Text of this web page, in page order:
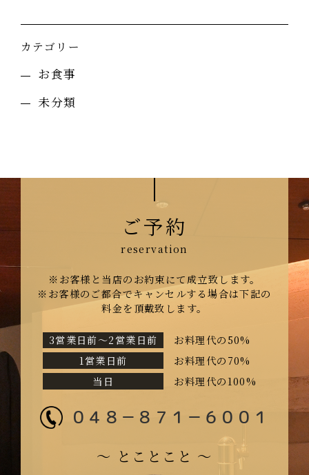
カテゴリー
お食事
未分類
ご予約
※お客様と当店のお約束にて成立致します。
※お客様のご都合でキャンセルする場合は下記の
料金を頂戴致します。
3営業日前〜2営業日前
お料理代の50%
1営業日前
お料理代の70%
当日
お料理代の100%
０４８－８７１－６００１
〜 とことこと 〜